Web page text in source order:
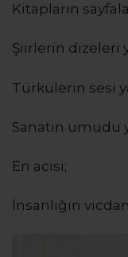
Kitapların
Şiirlerin dizeleri
Türkülerin sesi
Sanatın umudu
En acısı;
İnsanlığın